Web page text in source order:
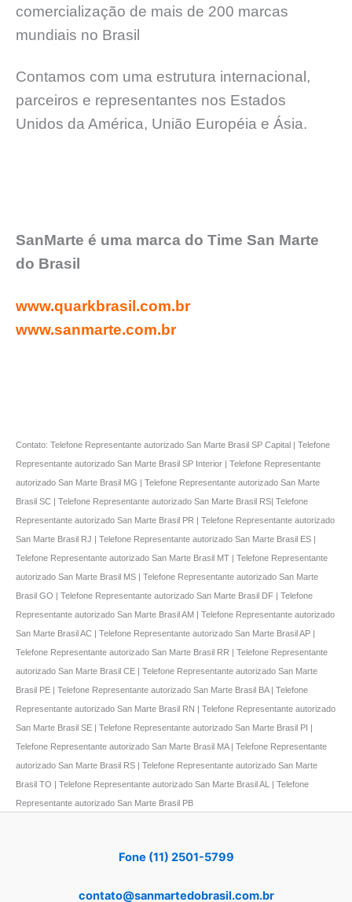
comercialização de mais de 200 marcas
mundiais no Brasil
Contamos com uma estrutura internacional,
parceiros e representantes nos Estados
Unidos da América, União Européia e Ásia.
SanMarte é uma marca do Time San Marte
do Brasil
www.quarkbrasil.com.br
www.sanmarte.com.br
Contato: Telefone Representante autorizado San Marte Brasil SP Capital | Telefone
Representante autorizado San Marte Brasil SP Interior | Telefone Representante
autorizado San Marte Brasil MG | Telefone Representante autorizado San Marte
Brasil SC | Telefone Representante autorizado San Marte Brasil RS| Telefone
Representante autorizado San Marte Brasil PR | Telefone Representante autorizado
San Marte Brasil RJ | Telefone Representante autorizado San Marte Brasil ES |
Telefone Representante autorizado San Marte Brasil MT | Telefone Representante
autorizado San Marte Brasil MS | Telefone Representante autorizado San Marte
Brasil GO | Telefone Representante autorizado San Marte Brasil DF | Telefone
Representante autorizado San Marte Brasil AM | Telefone Representante autorizado
San Marte Brasil AC | Telefone Representante autorizado San Marte Brasil AP |
Telefone Representante autorizado San Marte Brasil RR | Telefone Representante
autorizado San Marte Brasil CE | Telefone Representante autorizado San Marte
Brasil PE | Telefone Representante autorizado San Marte Brasil BA | Telefone
Representante autorizado San Marte Brasil RN | Telefone Representante autorizado
San Marte Brasil SE | Telefone Representante autorizado San Marte Brasil PI |
Telefone Representante autorizado San Marte Brasil MA | Telefone Representante
autorizado San Marte Brasil RS | Telefone Representante autorizado San Marte
Brasil TO | Telefone Representante autorizado San Marte Brasil AL | Telefone
Representante autorizado San Marte Brasil PB
Fone (11) 2501-5799
contato@sanmartedobrasil.com.br